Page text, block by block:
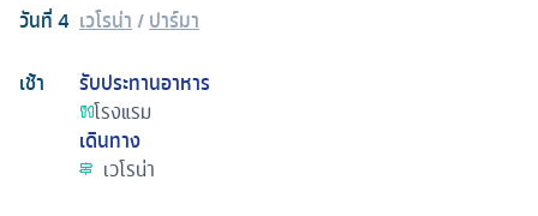
วันที่4 เวโรน่า /ปาร์มา
เช้า
รับประทานอาหาร
โรงแรม
เดินทาง
เวโรน่า